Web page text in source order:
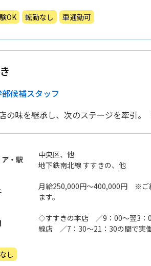
OK 転勤なし 車通勤可
候補スタッフ
の味を継承し、次のステージを牽引。
・駅
中央区、他
地下鉄南北線 すすきの、他
月給250,000円〜400,000円 ※ご
ます。
◇すすきの本店 ／9：00〜翌3：
線店 ／7：30〜21：30の間で実
し